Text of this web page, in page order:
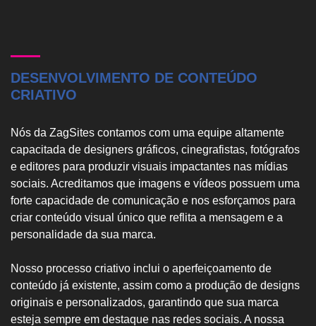
DESENVOLVIMENTO DE CONTEÚDO
CRIATIVO
Nós da ZagSites contamos com uma equipe altamente
capacitada de designers gráficos, cinegrafistas, fotógrafos
e editores para produzir visuais impactantes nas mídias
sociais. Acreditamos que imagens e vídeos possuem uma
forte capacidade de comunicação e nos esforçamos para
criar conteúdo visual único que reflita a mensagem e a
personalidade da sua marca.
Nosso processo criativo inclui o aperfeiçoamento de
conteúdo já existente, assim como a produção de designs
originais e personalizados, garantindo que sua marca
esteja sempre em destaque nas redes sociais. A nossa